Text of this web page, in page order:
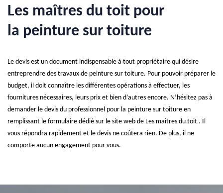
Les maîtres du toit pour
la peinture sur toiture
Le devis est un document indispensable à tout propriétaire qui désire
entreprendre des travaux de peinture sur toiture. Pour pouvoir préparer le
budget, il doit connaître les différentes opérations à effectuer, les
fournitures nécessaires, leurs prix et bien d’autres encore. N’hésitez pas à
demander le devis du professionnel pour la peinture sur toiture en
remplissant le formulaire dédié sur le site web de Les maîtres du toit . Il
vous répondra rapidement et le devis ne coûtera rien. De plus, il ne
comporte aucun engagement pour vous.